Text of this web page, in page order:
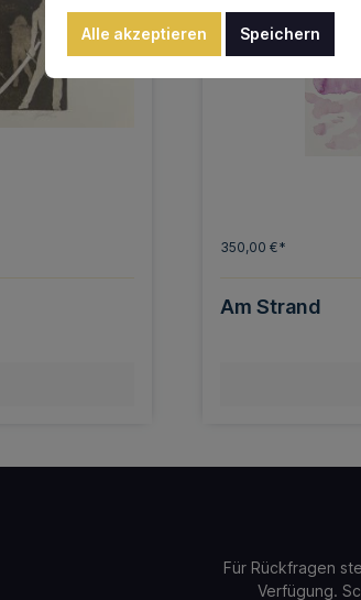
350,00 €*
Am Strand
Für Rückfragen
Verfügung.
Alle akzeptieren Speichern